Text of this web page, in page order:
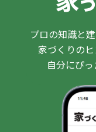
プロの知識と
家づくりの
自分にぴ